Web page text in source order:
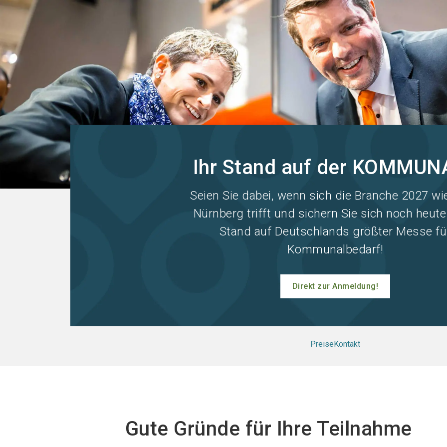
Ihr Stand auf der
Seien Sie dabei, wenn sich die Branche 2027
Nürnberg trifft und sichern Sie sich noch
Stand auf Deutschlands größter Messe
Kommunalbedarf!
Direkt zur Anmeldung!
PreiseKontakt
Gute Gründe für Ihre Teilnahme